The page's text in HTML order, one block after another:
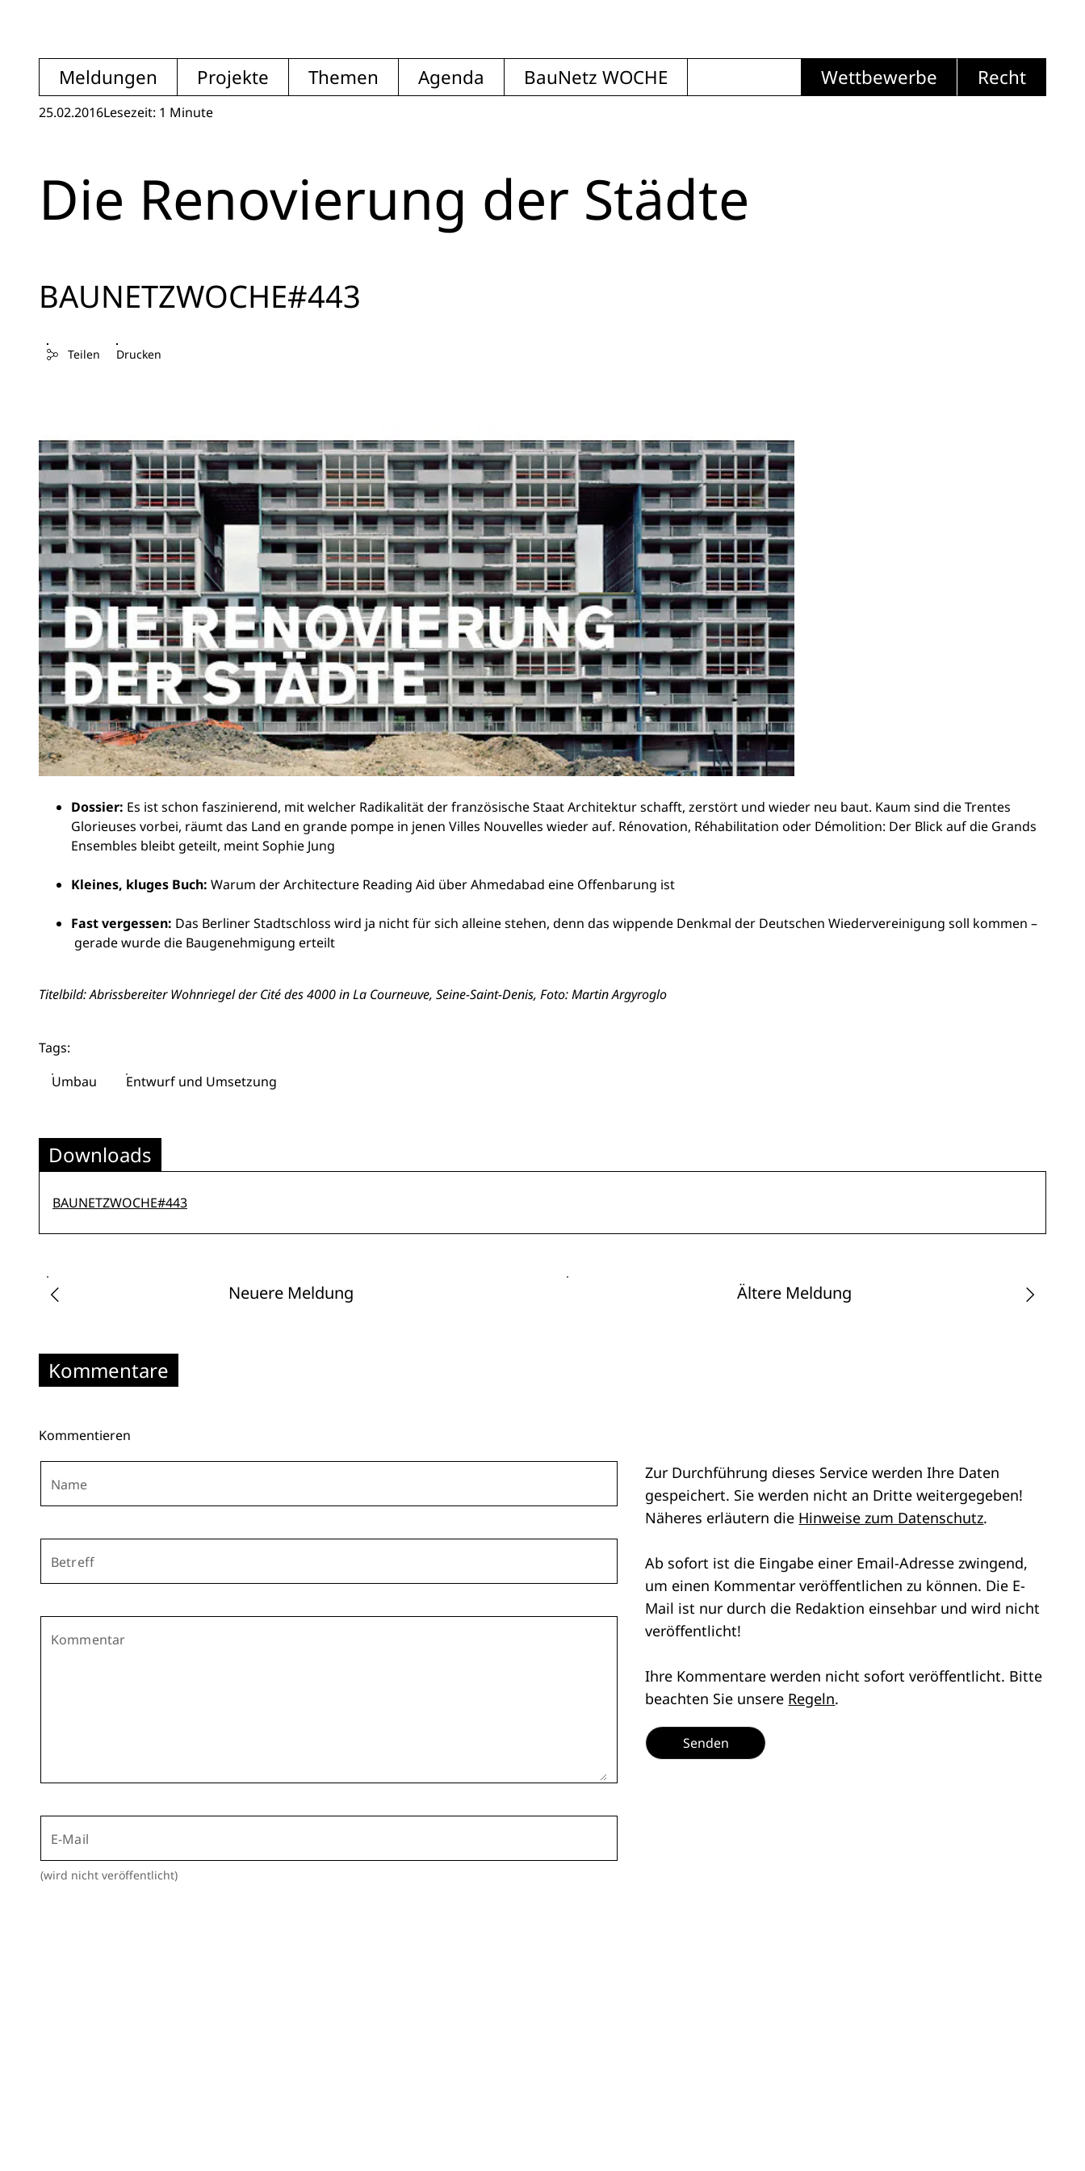
Meldungen Projekte Themen Agenda BauNetz WOCHE Wettbewerbe Recht
25.02.2016Lesezeit: 1 Minute
Die Renovierung der Städte
BAUNETZWOCHE#443
Teilen Drucken
Dossier: Es ist schon faszinierend, mit welcher Radikalität der französische Staat Architektur schafft, zerstört und wieder neu baut. Kaum sind die Trentes
Glorieuses vorbei, räumt das Land en grande pompe in jenen Villes Nouvelles wieder auf. Rénovation, Réhabilitation oder Démolition: Der Blick auf die Grands
Ensembles bleibt geteilt, meint Sophie Jung
Kleines, kluges Buch: Warum der Architecture Reading Aid über Ahmedabad eine Offenbarung ist
Fast vergessen: Das Berliner Stadtschloss wird ja nicht für sich alleine stehen, denn das wippende Denkmal der Deutschen Wiedervereinigung soll kommen –
gerade wurde die Baugenehmigung erteilt
Titelbild: Abrissbereiter Wohnriegel der Cité des 4000 in La Courneuve, Seine-Saint-Denis, Foto: Martin Argyroglo
Tags:
Umbau
Entwurf und Umsetzung
Downloads
BAUNETZWOCHE#443
Neuere Meldung Ältere Meldung
Kommentare
Kommentieren
Name
Betreff
Kommentar
E-Mail
(wird nicht veröffentlicht)
Zur Durchführung dieses Service werden Ihre Daten
gespeichert. Sie werden nicht an Dritte weitergegeben!
Näheres erläutern die Hinweise zum Datenschutz.
Ab sofort ist die Eingabe einer Email-Adresse zwingend,
um einen Kommentar veröffentlichen zu können. Die E-
Mail ist nur durch die Redaktion einsehbar und wird nicht
veröffentlicht!
Ihre Kommentare werden nicht sofort veröffentlicht. Bitte
beachten Sie unsere Regeln.
Senden